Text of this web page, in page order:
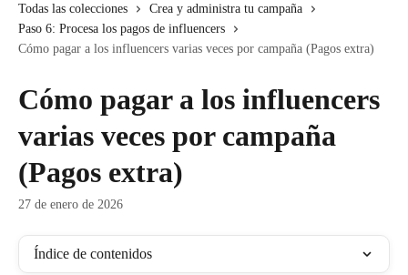
Todas las colecciones
Crea y administra tu campaña
Paso 6: Procesa los pagos de influencers
Cómo pagar a los influencers varias veces por campaña (Pagos extra)
Cómo pagar a los influencers
varias veces por campaña
(Pagos extra)
27 de enero de 2026
Índice de contenidos